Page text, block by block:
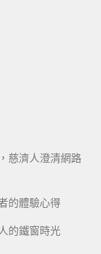
慈濟人澄清網路
的體驗心得
的鐵窗時光